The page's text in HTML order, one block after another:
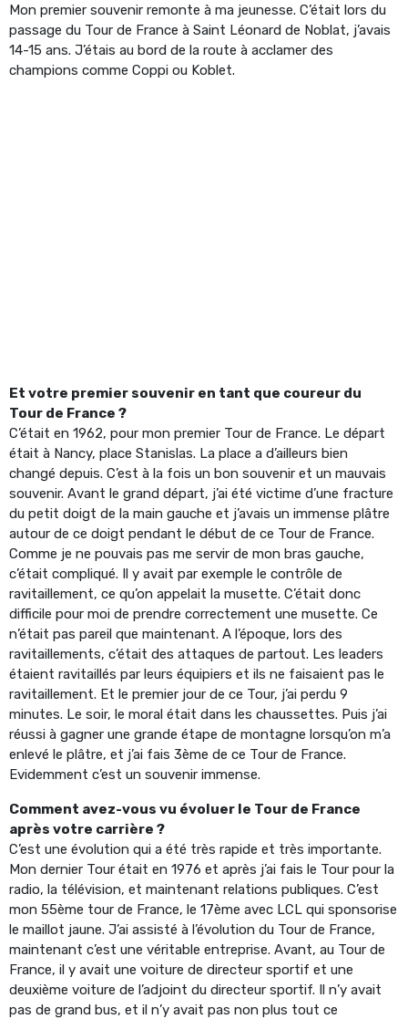
Mon premier souvenir remonte à ma jeunesse. C’était lors du
passage du Tour de France à Saint Léonard de Noblat, j’avais
14-15 ans. J’étais au bord de la route à acclamer des
champions comme Coppi ou Koblet.
Et votre premier souvenir en tant que coureur du
Tour de France ?
C’était en 1962, pour mon premier Tour de France. Le départ
était à Nancy, place Stanislas. La place a d’ailleurs bien
changé depuis. C’est à la fois un bon souvenir et un mauvais
souvenir. Avant le grand départ, j’ai été victime d’une fracture
du petit doigt de la main gauche et j’avais un immense plâtre
autour de ce doigt pendant le début de ce Tour de France.
Comme je ne pouvais pas me servir de mon bras gauche,
c’était compliqué. Il y avait par exemple le contrôle de
ravitaillement, ce qu’on appelait la musette. C’était donc
difficile pour moi de prendre correctement une musette. Ce
n’était pas pareil que maintenant. A l’époque, lors des
ravitaillements, c’était des attaques de partout. Les leaders
étaient ravitaillés par leurs équipiers et ils ne faisaient pas le
ravitaillement. Et le premier jour de ce Tour, j’ai perdu 9
minutes. Le soir, le moral était dans les chaussettes. Puis j’ai
réussi à gagner une grande étape de montagne lorsqu’on m’a
enlevé le plâtre, et j’ai fais 3ème de ce Tour de France.
Evidemment c’est un souvenir immense.
Comment avez-vous vu évoluer le Tour de France
après votre carrière ?
C’est une évolution qui a été très rapide et très importante.
Mon dernier Tour était en 1976 et après j’ai fais le Tour pour la
radio, la télévision, et maintenant relations publiques. C’est
mon 55ème tour de France, le 17ème avec LCL qui sponsorise
le maillot jaune. J’ai assisté à l’évolution du Tour de France,
maintenant c’est une véritable entreprise. Avant, au Tour de
France, il y avait une voiture de directeur sportif et une
deuxième voiture de l’adjoint du directeur sportif. Il n’y avait
pas de grand bus, et il n’y avait pas non plus tout ce